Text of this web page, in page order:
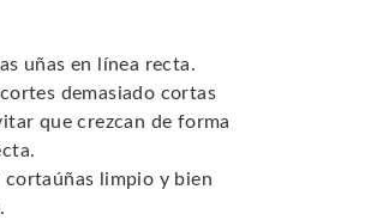
uñas en línea recta.
demasiado cortas
que crezcan de forma
cortaúñas limpio y bien